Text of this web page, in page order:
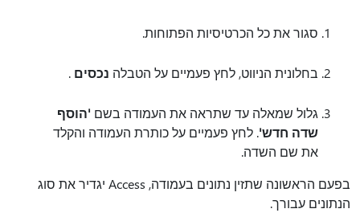
סגור את כל הכרטיסיות הפתוחות.
בחלונית הניווט, לחץ פעמיים על הטבלה נכסים .
גלול שמאלה עד שתראה את העמודה בשם 'הוסף
שדה חדש'. לחץ פעמיים על כותרת העמודה והקלד
את שם השדה.
בפעם הראשונה שתזין נתונים בעמודה, Access יגדיר את סוג
הנתונים עבורך.